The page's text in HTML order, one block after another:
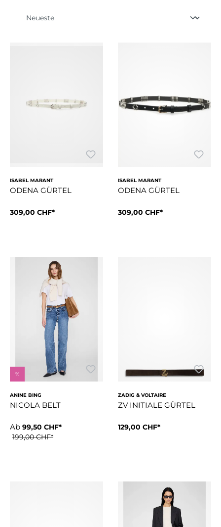
ISABEL MARANT
ODENA GÜRTEL
Grösse:80 cm
Glattleder silberfarbene Beschläge Schnallenverschluss
309,00 CHF*
ISABEL MARANT
ODENA GÜRTEL
Grösse:80 cm
Glattleder silberfarbene
309,00 CHF*
%
ANINE BING
NICOLA BELT
Der Nicola Gürtel ist aus tabakfarbenem 100 % Rindsleder
Ab 99,50 CHF*
199,00 CHF*
ZADIG & VOLTAIRE
ZV INITIALE GÜRTEL
30mm breiter Gürtel aus
129,00 CHF*